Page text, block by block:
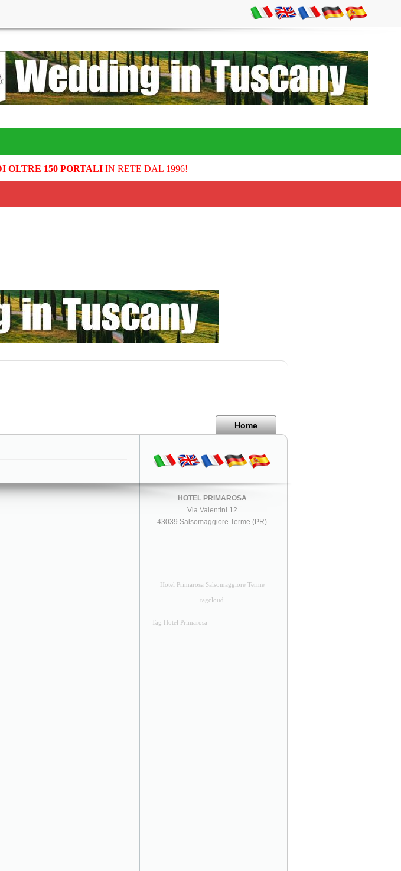
OLTRE 150 PORTALIIN RETE DAL 1996!
Home
HOTEL PRIMAROSA
Via Valentini 12
43039 Salsomaggiore Terme (PR)
Hotel Primarosa Salsomaggiore Terme
tagcloud
Tag Hotel Primarosa